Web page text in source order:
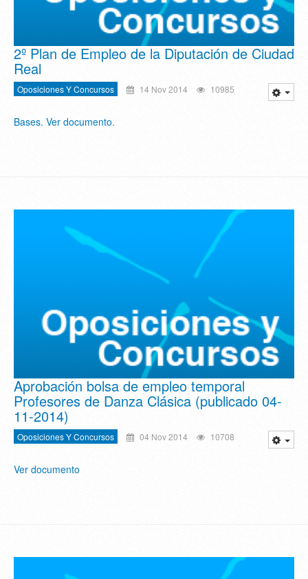
2º Plan de Empleo de la Diputación de Ciudad
Real
Oposiciones Y Concursos 14 Nov 2014 10985
Bases. Ver documento.
Aprobación bolsa de empleo temporal
Profesores de Danza Clásica (publicado 04-
11-2014)
Oposiciones Y Concursos 04 Nov 2014 10708
Ver documento